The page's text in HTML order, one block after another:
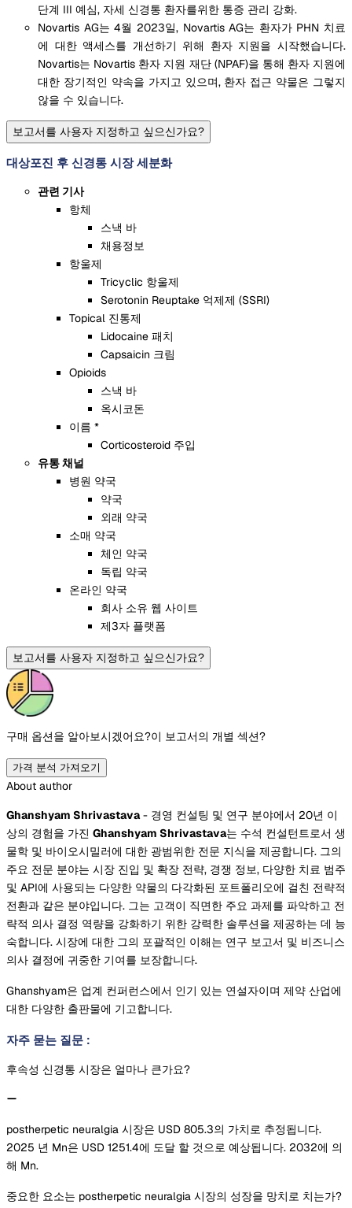
단계 III 예심, 자세 신경통 환자를위한 통증 관리 강화.
Novartis AG는 4월 2023일, Novartis AG는 환자가 PHN 치료
에 대한 액세스를 개선하기 위해 환자 지원을 시작했습니다.
Novartis는 Novartis 환자 지원 재단 (NPAF)을 통해 환자 지원에
대한 장기적인 약속을 가지고 있으며, 환자 접근 약물은 그렇지
않을 수 있습니다.
보고서를 사용자 지정하고 싶으신가요?
대상포진 후 신경통 시장 세분화
관련 기사
항체
스낵 바
채용정보
항울제
Tricyclic 항울제
Serotonin Reuptake 억제제 (SSRI)
Topical 진통제
Lidocaine 패치
Capsaicin 크림
Opioids
스낵 바
옥시코돈
이름 *
Corticosteroid 주입
유통 채널
병원 약국
약국
외래 약국
소매 약국
체인 약국
독립 약국
온라인 약국
회사 소유 웹 사이트
제3자 플랫폼
보고서를 사용자 지정하고 싶으신가요?
구매 옵션을 알아보시겠어요?이 보고서의 개별 섹션?
가격 분석 가져오기
About author
Ghanshyam Shrivastava- 경영 컨설팅 및 연구 분야에서 20년 이
상의 경험을 가진 Ghanshyam Shrivastava는 수석 컨설턴트로서 생
물학 및 바이오시밀러에 대한 광범위한 전문 지식을 제공합니다. 그의
주요 전문 분야는 시장 진입 및 확장 전략, 경쟁 정보, 다양한 치료 범주
및 API에 사용되는 다양한 약물의 다각화된 포트폴리오에 걸친 전략적
전환과 같은 분야입니다. 그는 고객이 직면한 주요 과제를 파악하고 전
략적 의사 결정 역량을 강화하기 위한 강력한 솔루션을 제공하는 데 능
숙합니다. 시장에 대한 그의 포괄적인 이해는 연구 보고서 및 비즈니스
의사 결정에 귀중한 기여를 보장합니다.
Ghanshyam은 업계 컨퍼런스에서 인기 있는 연설자이며 제약 산업에
대한 다양한 출판물에 기고합니다.
자주 묻는 질문 :
후속성 신경통 시장은 얼마나 큰가요?
postherpetic neuralgia 시장은 USD 805.3의 가치로 추정됩니다.
2025 년 Mn은 USD 1251.4에 도달 할 것으로 예상됩니다. 2032에 의
해 Mn.
중요한 요소는 postherpetic neuralgia 시장의 성장을 망치로 치는가?